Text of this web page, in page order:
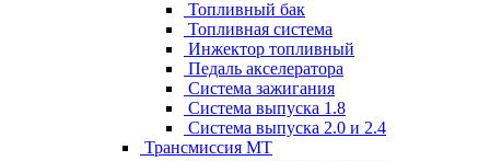
Топливный бак
Топливная система
Инжектор топливный
Педаль акселератора
Система зажигания
Система выпуска 1.8
Система выпуска 2.0 и 2.4
Трансмиссия МТ